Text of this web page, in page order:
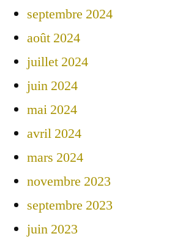
septembre 2024
août 2024
juillet 2024
juin 2024
mai 2024
avril 2024
mars 2024
novembre 2023
septembre 2023
juin 2023